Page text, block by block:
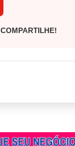
COMPARTILHE!